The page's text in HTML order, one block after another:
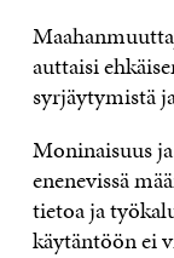
auttaisi
syrjäytymistä
Moninaisuus
enenevissä
tietoa ja
käytäntöön ei